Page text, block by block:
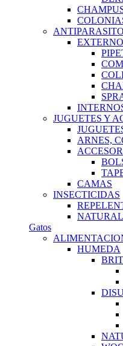
JUGUETES Y
ARNES,
CAMAS
INSECTICIDAS
Gatos
HUMEDA
BRIT